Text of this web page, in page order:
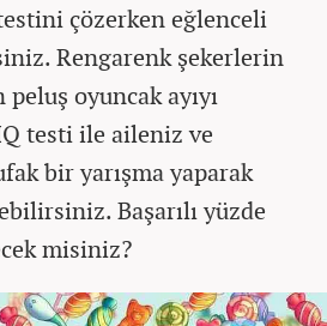
çözerken eğlenceli
Rengarenk şekerlerin
oyuncak ayıyı
testi ile aileniz ve
bir yarışma yaparak
Başarılı yüzde
misiniz?